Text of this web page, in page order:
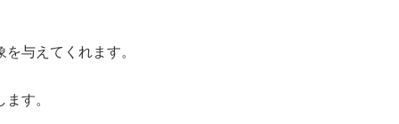
与えてくれます。
す。